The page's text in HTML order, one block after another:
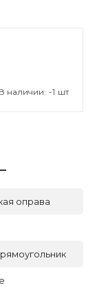
В наличии: -1 шт
оправа